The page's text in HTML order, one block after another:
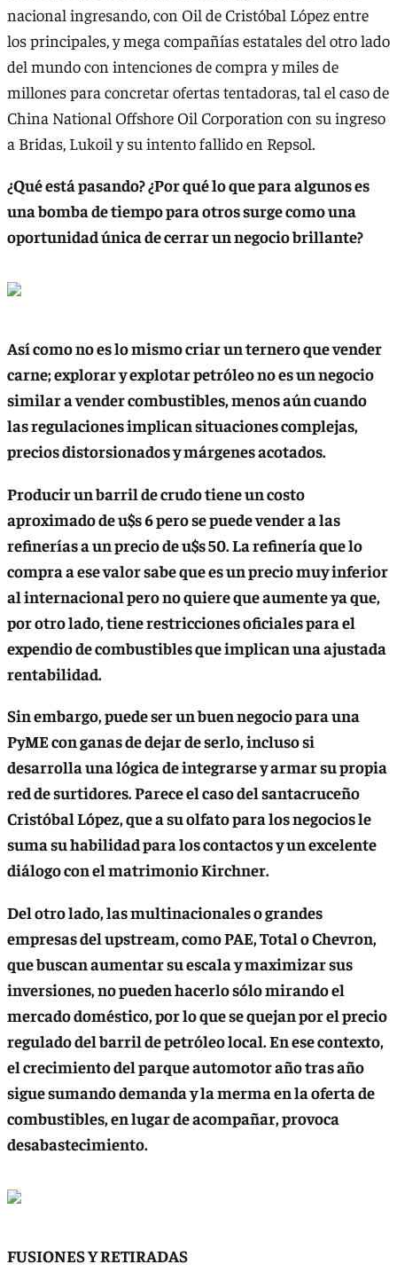
nacional ingresando, con Oil de Cristóbal López entre
los principales, y mega compañías estatales del otro lado
del mundo con intenciones de compra y miles de
millones para concretar ofertas tentadoras, tal el caso de
China National Offshore Oil Corporation con su ingreso
a Bridas, Lukoil y su intento fallido en Repsol.
¿Qué está pasando? ¿Por qué lo que para algunos es
una bomba de tiempo para otros surge como una
oportunidad única de cerrar un negocio brillante?
Así como no es lo mismo criar un ternero que vender
carne; explorar y explotar petróleo no es un negocio
similar a vender combustibles, menos aún cuando
las regulaciones implican situaciones complejas,
precios distorsionados y márgenes acotados.
Producir un barril de crudo tiene un costo
aproximado de u$s 6 pero se puede vender a las
refinerías a un precio de u$s 50.La refinería que lo
compra a ese valor sabe que es un precio muy inferior
al internacional pero no quiere que aumente ya que,
por otro lado, tiene restricciones oficiales para el
expendio de combustibles que implican una ajustada
rentabilidad.
Sin embargo, puede ser un buen negocio para una
PyME con ganas de dejar de serlo, incluso si
desarrolla una lógica de integrarse y armar su propia
red de surtidores. Parece el caso del santacruceño
Cristóbal López, que a su olfato para los negocios le
suma su habilidad para los contactos y un excelente
diálogo con el matrimonio Kirchner.
Del otro lado,las multinacionales o grandes
empresas del upstream, como PAE, Total o Chevron,
que buscan aumentar su escala y maximizar sus
inversiones, no pueden hacerlo sólo mirando el
mercado doméstico, por lo que se quejan por el precio
regulado del barril de petróleo local. En ese contexto,
el crecimiento del parque automotor año tras año
sigue sumando demanda y la merma en la oferta de
combustibles, en lugar de acompañar, provoca
desabastecimiento.
FUSIONES Y RETIRADAS